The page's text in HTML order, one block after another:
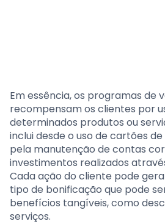
Em essência, os programas de
recompensam os clientes por
determinados produtos ou
inclui desde o uso de cartões
pela manutenção de contas
investimentos realizados
Cada ação do cliente pode
tipo de bonificação que pode
benefícios tangíveis, como
serviços.